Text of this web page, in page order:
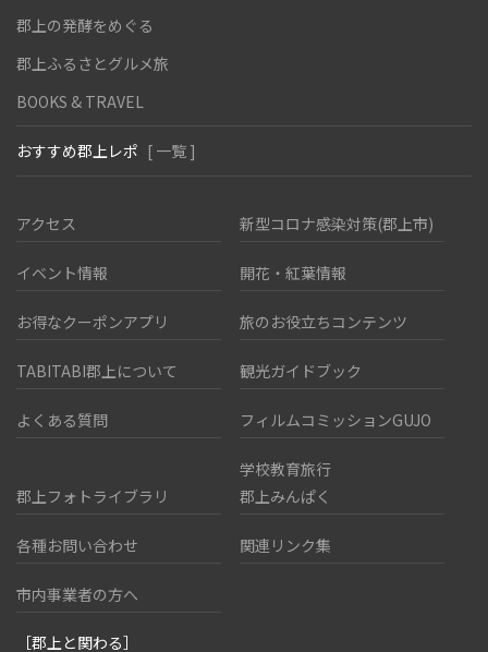
郡上の発酵をめぐる
郡上ふるさとグルメ旅
BOOKS & TRAVEL
おすすめ郡上レポ [ 一覧 ]
アクセス 新型コロナ感染対策(郡上市)
イベント情報 開花・紅葉情報
お得なクーポンアプリ 旅のお役立ちコンテンツ
TABITABI郡上について 観光ガイドブック
よくある質問 フィルムコミッションGUJO
郡上フォトライブラリ
学校教育旅行
郡上みんぱく
各種お問い合わせ 関連リンク集
市内事業者の方へ
［郡上と関わる］